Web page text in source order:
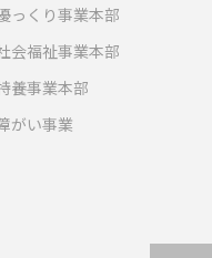
っくり事業本部
会福祉事業本部
養事業本部
がい事業